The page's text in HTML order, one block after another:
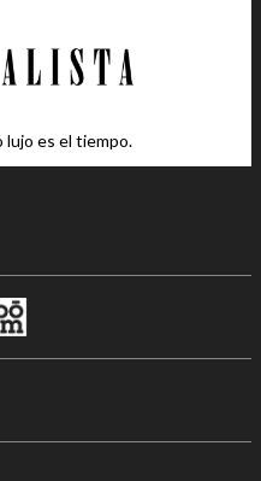
lujo es el tiempo.